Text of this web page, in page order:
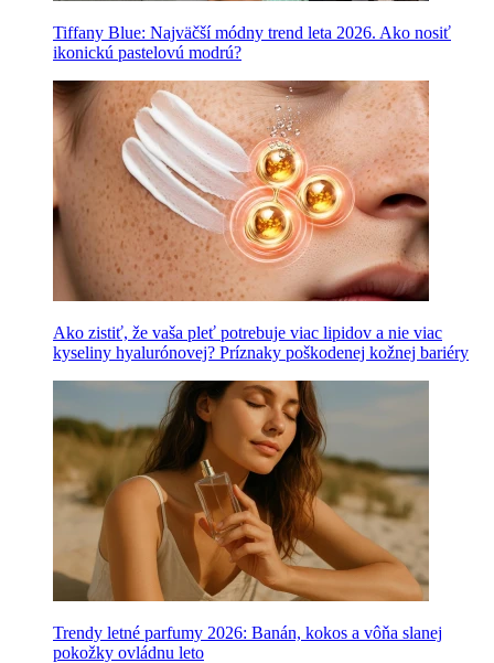
Tiffany Blue: Najväčší módny trend leta 2026. Ako nosiť
ikonickú pastelovú modrú?
Ako zistiť, že vaša pleť potrebuje viac lipidov a nie viac
kyseliny hyalurónovej? Príznaky poškodenej kožnej bariéry
Trendy letné parfumy 2026: Banán, kokos a vôňa slanej
pokožky ovládnu leto